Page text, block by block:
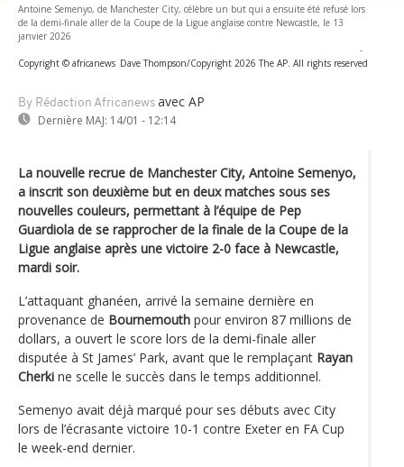
Antoine Semenyo, de Manchester City, célèbre un but qui a ensuite été refusé lors
de la demi-finale aller de la Coupe de la Ligue anglaise contre Newcastle, le 13
janvier 2026
-
Copyright © africanews Dave Thompson/Copyright 2026 The AP. All rights reserved
By Rédaction Africanews avec AP
Dernière MAJ: 14/01 - 12:14
La nouvelle recrue de Manchester City, Antoine Semenyo,
a inscrit son deuxième but en deux matches sous ses
nouvelles couleurs, permettant à l’équipe de Pep
Guardiola de se rapprocher de la finale de la Coupe de la
Ligue anglaise après une victoire 2-0 face à Newcastle,
mardi soir.
L’attaquant ghanéen, arrivé la semaine dernière en
provenance de Bournemouth pour environ 87 millions de
dollars, a ouvert le score lors de la demi-finale aller
disputée à St James’ Park, avant que le remplaçant Rayan
Cherki ne scelle le succès dans le temps additionnel.
Semenyo avait déjà marqué pour ses débuts avec City
lors de l’écrasante victoire 10-1 contre Exeter en FA Cup
le week-end dernier.